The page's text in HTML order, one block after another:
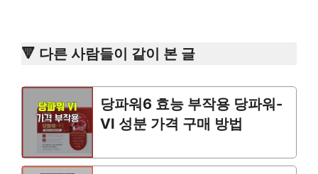
🔻 다른 사람들이 같이 본 글
당파워6 효능 부작용 당파워-
VI 성분 가격 구매 방법